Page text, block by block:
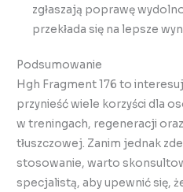
zgłaszają poprawę
przekłada się na lepsze
Podsumowanie
Hgh Fragment 176 to
przynieść wiele korzyści dla
w treningach, regeneracji
tłuszczowej. Zanim jednak
stosowanie, warto
specjalistą, aby upewnić się,